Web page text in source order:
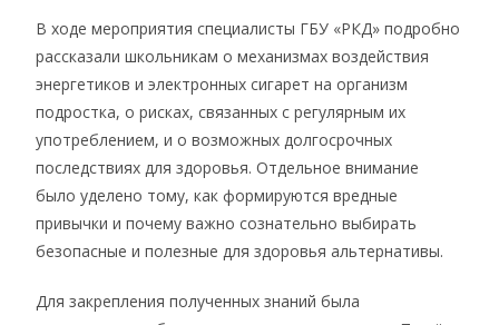
В ходе мероприятия специалисты ГБУ «РКД» подробно
рассказали школьникам о механизмах воздействия
энергетиков и электронных сигарет на организм
подростка, о рисках, связанных с регулярным их
употреблением, и о возможных долгосрочных
последствиях для здоровья. Отдельное внимание
было уделено тому, как формируются вредные
привычки и почему важно сознательно выбирать
безопасные и полезные для здоровья альтернативы.
Для закрепления полученных знаний была